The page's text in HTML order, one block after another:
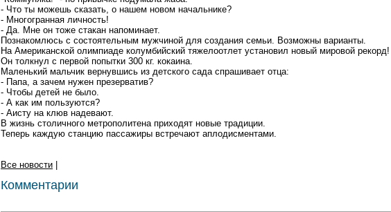
- Что ты можешь сказать, о нашем новом начальнике?
- Многогранная личность!
- Да. Мне он тоже стакан напоминает.
Познакомлюсь с состоятельным мужчиной для создания семьи. Возможны варианты.
На Американской олимпиаде колумбийский тяжелоотлет установил новый мировой рекорд!
Он толкнул с первой попытки 300 кг. кокаина.
Маленький мальчик вернувшись из детского сада спрашивает отца:
- Папа, а зачем нужен презерватив?
- Чтобы детей не было.
- А как им пользуются?
- Аисту на клюв надевают.
В жизнь столичного метрополитена приходят новые традиции.
Теперь каждую станцию пассажиры встречают аплодисментами.
Все новости
Комментарии